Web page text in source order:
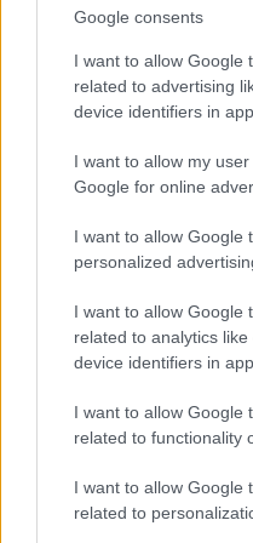
Google consents
I want to allow Google
related to advertising
device identifiers in
I want to allow my
Google for online
I want to allow Google
personalized
I want to allow Google
related to analytics
device identifiers in
I want to allow Google
related to functionality
I want to allow Google
related to
Ιακωβίδης
Δύο
πάνω στη Χαρούλα,
υπερπροστατευτική
κατηγορείται για
μαζί με τον άλλο,
Ελληνο-αφρικανό
πίσω στο σπίτι...
φορά με το ποιος
τους: Ελένη
Αχιλλέα Χαρίσκο,
Πίσω από τις
Ασημίνα Προέδρου